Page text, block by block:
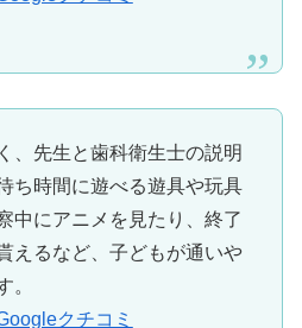
、先生と歯科衛生士の説明
ち時間に遊べる遊具や玩具
中にアニメを見たり、終了
えるなど、子どもが通いや
。
クチコミ